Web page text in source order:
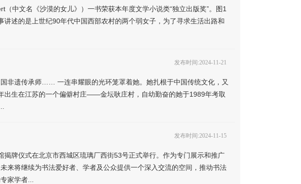
文名《沙漠的女儿》）一书荣获本年度文学小说类“独立出版奖”。图1
述的是上世纪90年代中国西部农村的两个弱女子，为了寻求生活出路和
发布时间:2024-11-21
非遗传承师…… 一连串耀眼的光环笼罩着她。她扎根于中国传统文化，又
出生在江苏的一个偏僻村庄——金坛耿庄村，自幼勤奋的她于1989年考取
发布时间:2024-11-15
牌仪式在北京市西城区琉璃厂西街53号正式举行。作为专门展示和推广
来将继续为书法爱好者、学者及公众提供一个深入交流的空间，推动书法
家学者...